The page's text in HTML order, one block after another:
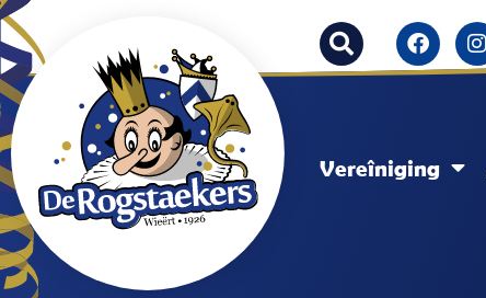
Vereîniging